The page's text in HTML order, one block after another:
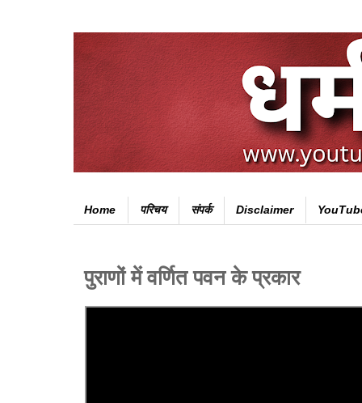
Home परिचय संपर्क Disclaimer
पुराणों में वर्णित पवन के प्रकार